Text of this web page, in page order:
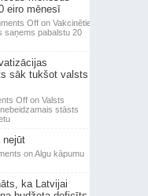
eiro mēnesī
Offon Vakcinētie
saņems pabalstu 20
sāk tukšot valsts
Offon Valsts
stāsts
nejūt
on Algu kāpumu
ka Latvijai